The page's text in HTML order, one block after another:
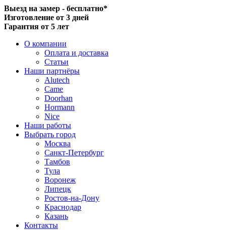
Выезд на замер - бесплатно*
Изготовление от 3 дней
Гарантия от 5 лет
О компании
Оплата и доставка
Статьи
Наши партнёры
Alutech
Came
Doorhan
Hormann
Nice
Наши работы
Выбрать город
Москва
Санкт-Петербург
Тамбов
Тула
Воронеж
Липецк
Ростов-на-Дону
Краснодар
Казань
Контакты